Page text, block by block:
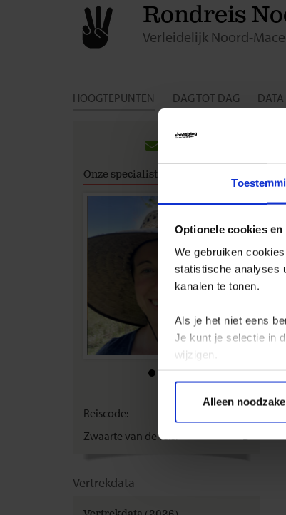
Optionele cookies
We gebruiken
statistische analyses
kanalen te tonen.
Als je het niet eens
Je kunt je selectie in
wijzigen.
Alleen
Rondreis
Verleidelijk Noord-
HOOGTEPUNTEN DAG TOT DAG DATA
Onze specialisten
Reiscode:
Zwaarte van de reis:
Vertrekdata